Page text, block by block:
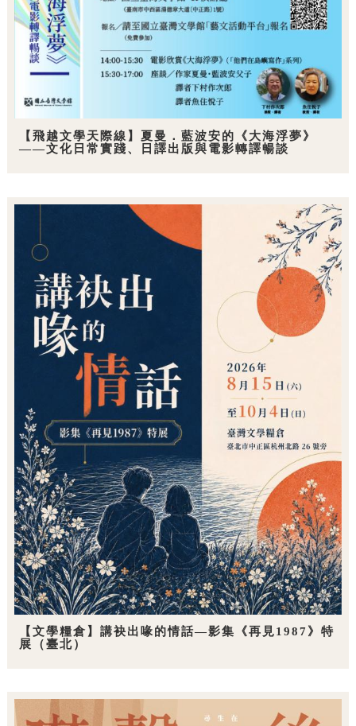
【飛越文學天際線】夏曼．藍波安的《大海浮夢》
——文化日常實踐、日譯出版與電影轉譯暢談
【文學糧倉】講袂出喙的情話—影集《再見1987》特
展（臺北）